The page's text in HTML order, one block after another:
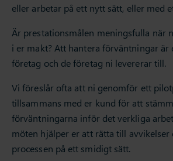
eller arbetar på ett nytt sätt, eller med
Är prestationsmålen meningsfulla när
i er makt? Att hantera förväntningar är
företag och de företag ni levererar till.
Vi föreslår ofta att ni genomför ett
tillsammans med er kund för att
förväntningarna inför det verkliga
möten hjälper er att rätta till avvikelser
processen på ett smidigt sätt.